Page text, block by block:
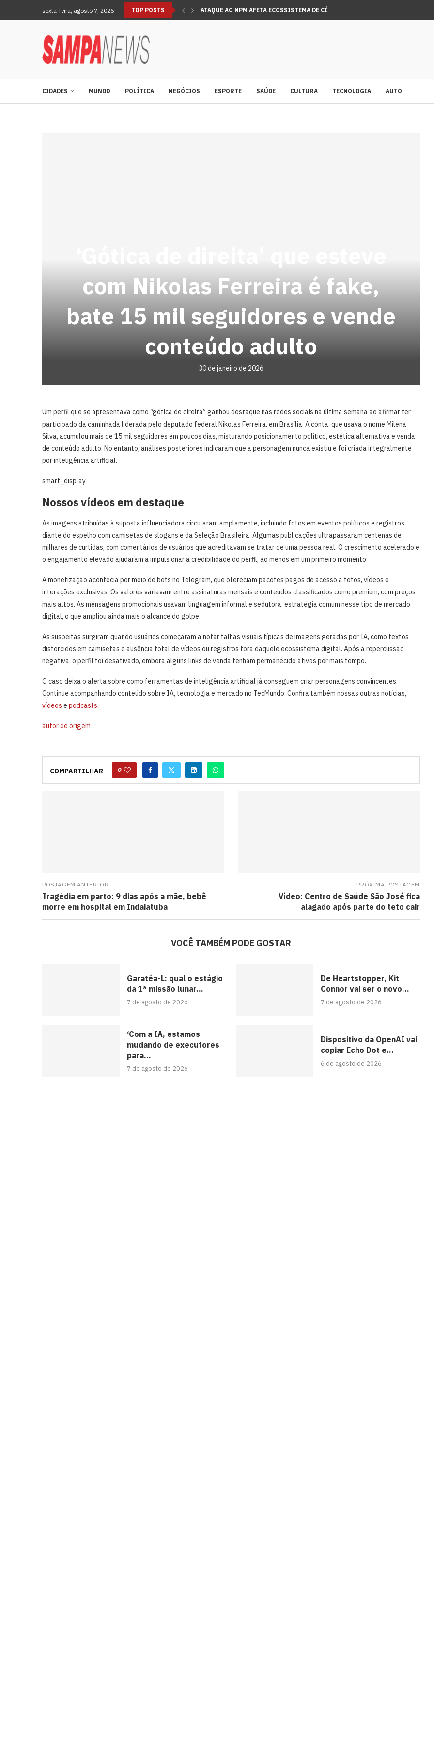
sexta-feira, agosto 7, 2026 TOP POSTS ATAQUE AO NPM AFETA ECOSSISTEMA DE CÓDIGO ABERTO...
CIDADES MUNDO POLÍTICA NEGÓCIOS ESPORTE SAÚDE CULTURA TECNOLOGIA AUTO
com Nikolas Ferreira é fake,
bate 15 mil seguidores e vende
conteúdo adulto
30 de janeiro de 2026
Um perfil que se apresentava como “gótica de direita” ganhou destaque nas redes sociais na última semana ao afirmar ter
participado da caminhada liderada pelo deputado federal Nikolas Ferreira, em Brasília. A conta, que usava o nome Milena
Silva, acumulou mais de 15 mil seguidores em poucos dias, misturando posicionamento político, estética alternativa e venda
de conteúdo adulto. No entanto, análises posteriores indicaram que a personagem nunca existiu e foi criada integralmente
por inteligência artificial.
smart_display
Nossos vídeos em destaque
As imagens atribuídas à suposta influenciadora circularam amplamente, incluindo fotos em eventos políticos e registros
diante do espelho com camisetas de slogans e da Seleção Brasileira. Algumas publicações ultrapassaram centenas de
milhares de curtidas, com comentários de usuários que acreditavam se tratar de uma pessoa real. O crescimento acelerado e
o engajamento elevado ajudaram a impulsionar a credibilidade do perfil, ao menos em um primeiro momento.
A monetização acontecia por meio de bots no Telegram, que ofereciam pacotes pagos de acesso a fotos, vídeos e
interações exclusivas. Os valores variavam entre assinaturas mensais e conteúdos classificados como premium, com preços
mais altos. As mensagens promocionais usavam linguagem informal e sedutora, estratégia comum nesse tipo de mercado
digital, o que ampliou ainda mais o alcance do golpe.
As suspeitas surgiram quando usuários começaram a notar falhas visuais típicas de imagens geradas por IA, como textos
distorcidos em camisetas e ausência total de vídeos ou registros fora daquele ecossistema digital. Após a repercussão
negativa, o perfil foi desativado, embora alguns links de venda tenham permanecido ativos por mais tempo.
O caso deixa o alerta sobre como ferramentas de inteligência artificial já conseguem criar personagens convincentes.
Continue acompanhando conteúdo sobre IA, tecnologia e mercado no TecMundo. Confira também nossas outras notícias,
vídeos e podcasts.
autor de origem
COMPARTILHAR 0
POSTAGEM ANTERIOR
Tragédia em parto: 9 dias após a mãe, bebê
morre em hospital em Indaiatuba
PRÓXIMA POSTAGEM
Vídeo: Centro de Saúde São José fica
alagado após parte do teto cair
VOCÊ TAMBÉM PODE GOSTAR
Garatéa-L: qual o estágio
da 1ª missão lunar...
7 de agosto de 2026
De Heartstopper, Kit
Connor vai ser o novo...
7 de agosto de 2026
‘Com a IA, estamos
mudando de executores
para...
7 de agosto de 2026
Dispositivo da OpenAI vai
copiar Echo Dot e...
6 de agosto de 2026